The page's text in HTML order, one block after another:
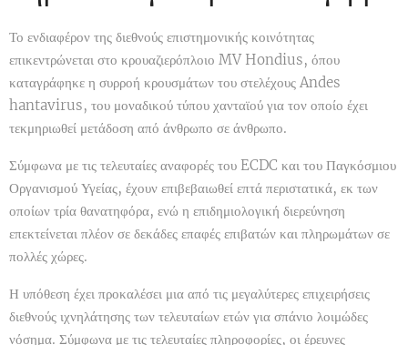
Το ενδιαφέρον της διεθνούς επιστημονικής κοινότητας
επικεντρώνεται στο κρουαζιερόπλοιο MV Hondius, όπου
καταγράφηκε η συρροή κρουσμάτων του στελέχους Andes
hantavirus, του μοναδικού τύπου χανταϊού για τον οποίο έχει
τεκμηριωθεί μετάδοση από άνθρωπο σε άνθρωπο.
Σύμφωνα με τις τελευταίες αναφορές του ECDC και του Παγκόσμιου
Οργανισμού Υγείας, έχουν επιβεβαιωθεί επτά περιστατικά, εκ των
οποίων τρία θανατηφόρα, ενώ η επιδημιολογική διερεύνηση
επεκτείνεται πλέον σε δεκάδες επαφές επιβατών και πληρωμάτων σε
πολλές χώρες.
Η υπόθεση έχει προκαλέσει μια από τις μεγαλύτερες επιχειρήσεις
διεθνούς ιχνηλάτησης των τελευταίων ετών για σπάνιο λοιμώδες
νόσημα. Σύμφωνα με τις τελευταίες πληροφορίες, οι έρευνες